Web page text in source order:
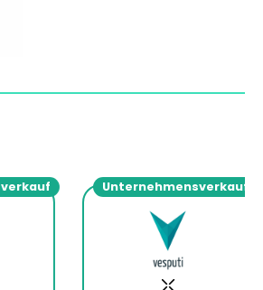
Unternehmensverkauf